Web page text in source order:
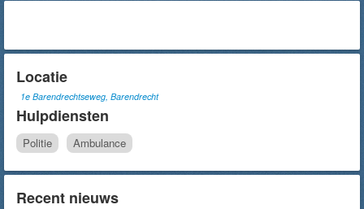
Locatie
1e Barendrechtseweg, Barendrecht
Hulpdiensten
Politie Ambulance
Recent nieuws